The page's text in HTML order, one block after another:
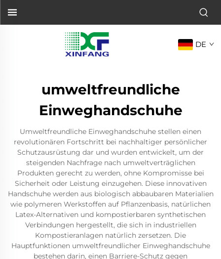
DE
umweltfreundliche
Einweghandschuhe
Umweltfreundliche Einweghandschuhe stellen einen
revolutionären Fortschritt bei nachhaltiger persönlicher
Schutzausrüstung dar und wurden entwickelt, um der
steigenden Nachfrage nach umweltverträglichen
Produkten gerecht zu werden, ohne Kompromisse bei
Sicherheit oder Leistung einzugehen. Diese innovativen
Handschuhe werden aus biologisch abbaubaren Materialien
wie polymeren Werkstoffen auf Pflanzenbasis, natürlichen
Latex-Alternativen und kompostierbaren synthetischen
Verbindungen hergestellt, die sich in industriellen
Kompostieranlagen natürlich zersetzen. Die
Hauptfunktionen umweltfreundlicher Einweghandschuhe
bestehen darin, einen Barriere-Schutz gegen